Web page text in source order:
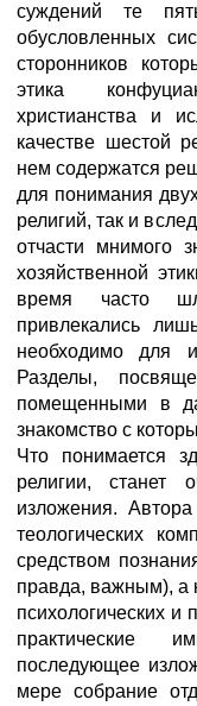
суждений те
обусловленных
сторонников
этика
христианства и
качестве шестой
нем содержатся
для понимания
религий, так и
отчасти мнимого
хозяйственной
время часто
привлекались
необходимо для
Разделы,
помещенными в
знакомство с
Что понимается
религии, станет
изложения.
теологических
средством
правда, важным), а
психологических и
практические
последующее
мере собрание